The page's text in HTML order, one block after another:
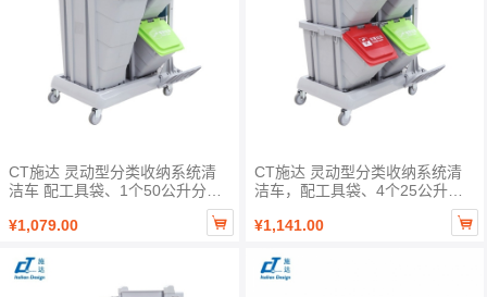
CT施达 灵动型分类收纳系统清
洁车 配工具袋、1个50公升分类
¥1,079.00

CT施达 灵动型分类收纳系统清
洁车，配工具袋、4个25公升分
¥1,141.00
